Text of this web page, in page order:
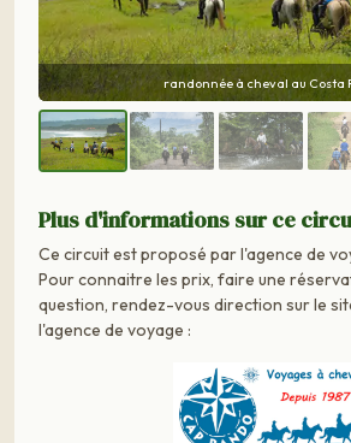
Costa Rica à cheval
Plus d'informations sur ce
Ce circuit est proposé par l'agence de
Pour connaitre les prix, faire une
question, rendez-vous direction sur le
l'agence de voyage :